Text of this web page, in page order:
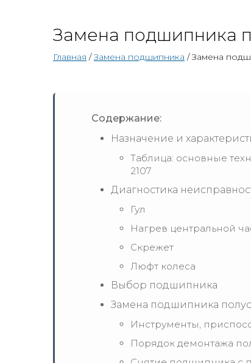
Замена подшипника
Главная /Замена подшипника / Замена
Содержание:
Назначение и
Таблица: основные
2107
Диагностика
Гул
Нагрев центральной
Скрежет
Люфт колеса
Выбор подшипника
Замена подшипника
Инструменты,
Порядок демонтажа